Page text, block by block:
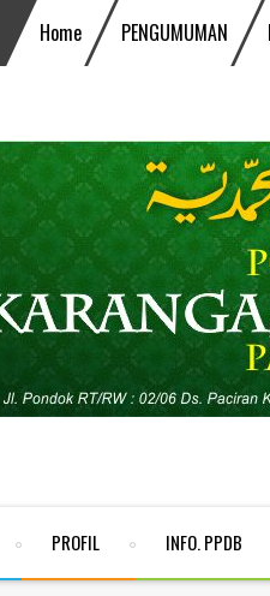
Home PENGUMUMAN
PROFIL INFO. PPDB